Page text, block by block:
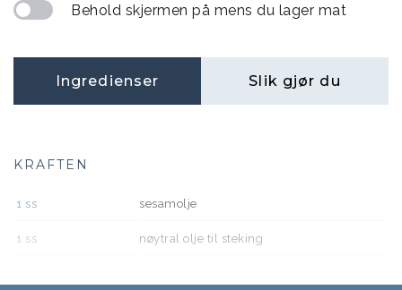
Behold skjermen på mens du lager mat
Ingredienser Slik gjør du
KRAFTEN
1 ss sesamolje
1 ss nøytral olje til steking